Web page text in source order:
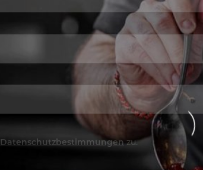
Datenschutzbestimmungenzu.